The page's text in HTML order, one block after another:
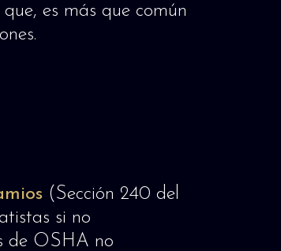
es más que común
(Sección 240 del
si no
de OSHA no